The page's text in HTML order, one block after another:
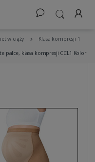
w ciąży Klasa kompresji 1
palce, klasa kompresji CCL1 Kolor